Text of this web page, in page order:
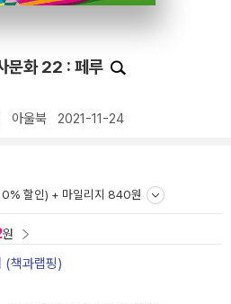
문화 22 : 페루
아울북 2021-11-24
할인) + 마일리지 840원
원
(책과랩핑)